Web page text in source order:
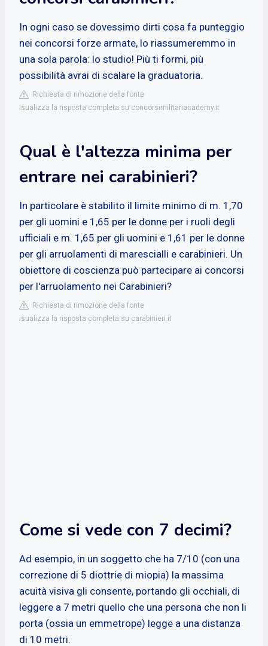
In ogni caso se dovessimo dirti cosa fa punteggio
nei concorsi forze armate, lo riassumeremmo in
una sola parola: lo studio! Più ti formi, più
possibilità avrai di scalare la graduatoria.
Richiesta di rimozione della fonte
isualizza la risposta completa su concorsimilitariacademy.it
Qual è l'altezza minima per
entrare nei carabinieri?
In particolare è stabilito il limite minimo di m. 1,70
per gli uomini e 1,65 per le donne per i ruoli degli
ufficiali e m. 1,65 per gli uomini e 1,61 per le donne
per gli arruolamenti di marescialli e carabinieri. Un
obiettore di coscienza può partecipare ai concorsi
per l'arruolamento nei Carabinieri?
Richiesta di rimozione della fonte
isualizza la risposta completa su carabinieri.it
Come si vede con 7 decimi?
Ad esempio, in un soggetto che ha 7/10 (con una
correzione di 5 diottrie di miopia) la massima
acuità visiva gli consente, portando gli occhiali, di
leggere a 7 metri quello che una persona che non li
porta (ossia un emmetrope) legge a una distanza
di 10 metri.